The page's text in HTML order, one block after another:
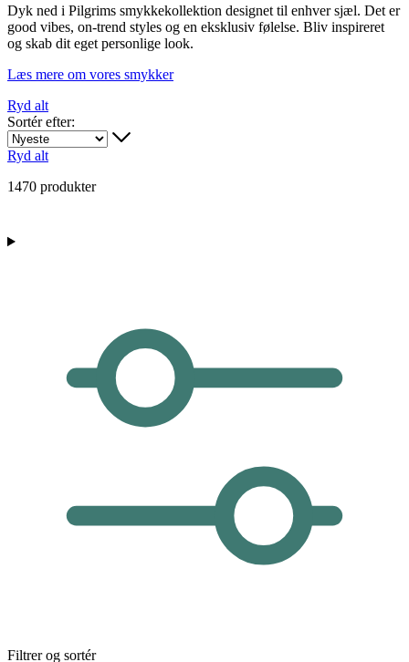
Dyk ned i Pilgrims smykkekollektion designet til enhver sjæl. Det er
good vibes, on-trend styles og en eksklusiv følelse. Bliv inspireret
og skab dit eget personlige look.
Læs mere om vores smykker
Ryd alt
Sortér efter:
Ryd alt
1470 produkter
Filtrer og sortér